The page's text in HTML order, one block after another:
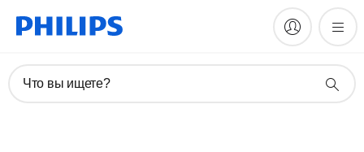
Что вы ищете?